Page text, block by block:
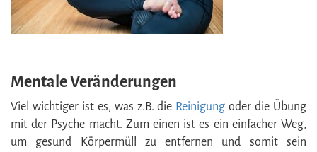
Mentale Veränderungen
Viel wichtiger ist es, was z.B. die Reinigung oder die Übung
mit der Psyche macht. Zum einen ist es ein einfacher Weg,
um gesund Körpermüll zu entfernen und somit sein